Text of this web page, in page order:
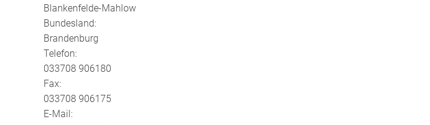
Blankenfelde-Mahlow
Bundesland:
Brandenburg
Telefon:
033708 906180
Fax:
033708 906175
E-Mail: